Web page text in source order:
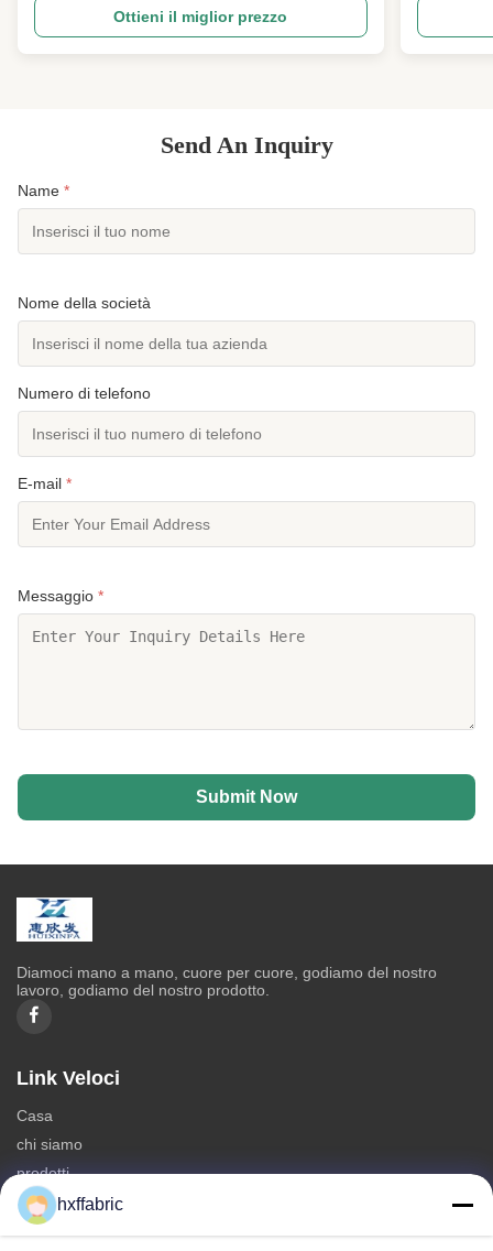
uomo. Progettata per flessibilità e comfort in
condizioni più calde, questa springsuit è l'opzione
perfetta per principianti e per un uso generale ...
Ottieni il miglior prezzo
morbido,
Send An Inquiry
Name *
Nome della società
Numero di telefono
E-mail *
Messaggio *
Submit Now
Diamoci mano a mano, cuore per cuore, godiamo del nostro
lavoro, godiamo del nostro prodotto.
Link Veloci
Casa
chi siamo
prodotti
Contattacihxffabric